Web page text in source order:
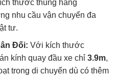
thước thùng hàng
nhu cầu vận chuyển đa
tư.
Đối: Với kích thước
kính quay đầu xe chỉ 3.9m,
trong di chuyển dù có thêm